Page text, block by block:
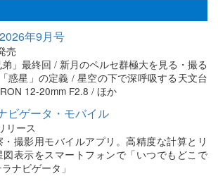
年9月号
売
弟」最終回 / 新月のペルセ群極大を見る・撮る
惑星」の定義 / 星空の下で深呼吸する天文台
12-20mm F2.8 / ほか
ビゲータ・モバイル
リース
・撮影用モバイルアプリ。高精度な計算とリ
図表示をスマートフォンで「いつでもどこで
ナビゲータ」